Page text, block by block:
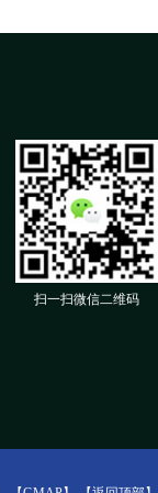
扫一扫微信二维码